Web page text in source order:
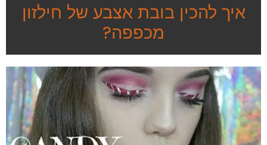
איך להכין בובת אצבע של חילזון
מכפפה?